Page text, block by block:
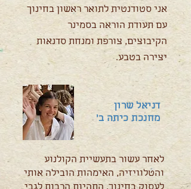
אני סטודנטית לתואר ראשון בחינוך
עם תעודת הוראה בסמינר
הקיבוצים, צורפת ומנחת סדנאות
יצירה בטבע.
דניאל שרון
מחנכת כיתה ב'
לאחר עשור בתעשיית הקולנוע
והטלוויזיה, האימהות הובילה אותי